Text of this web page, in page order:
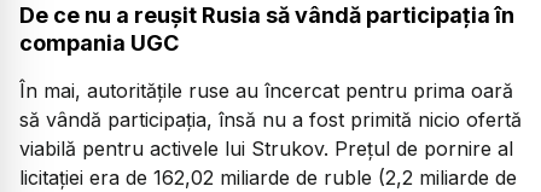
De ce nu a reușit Rusia să vândă participația în
compania UGC
În mai, autoritățile ruse au încercat pentru prima oară
să vândă participaţia, însă nu a fost primită nicio ofertă
viabilă pentru activele lui Strukov. Preţul de pornire al
licitaţiei era de 162,02 miliarde de ruble (2,2 miliarde de